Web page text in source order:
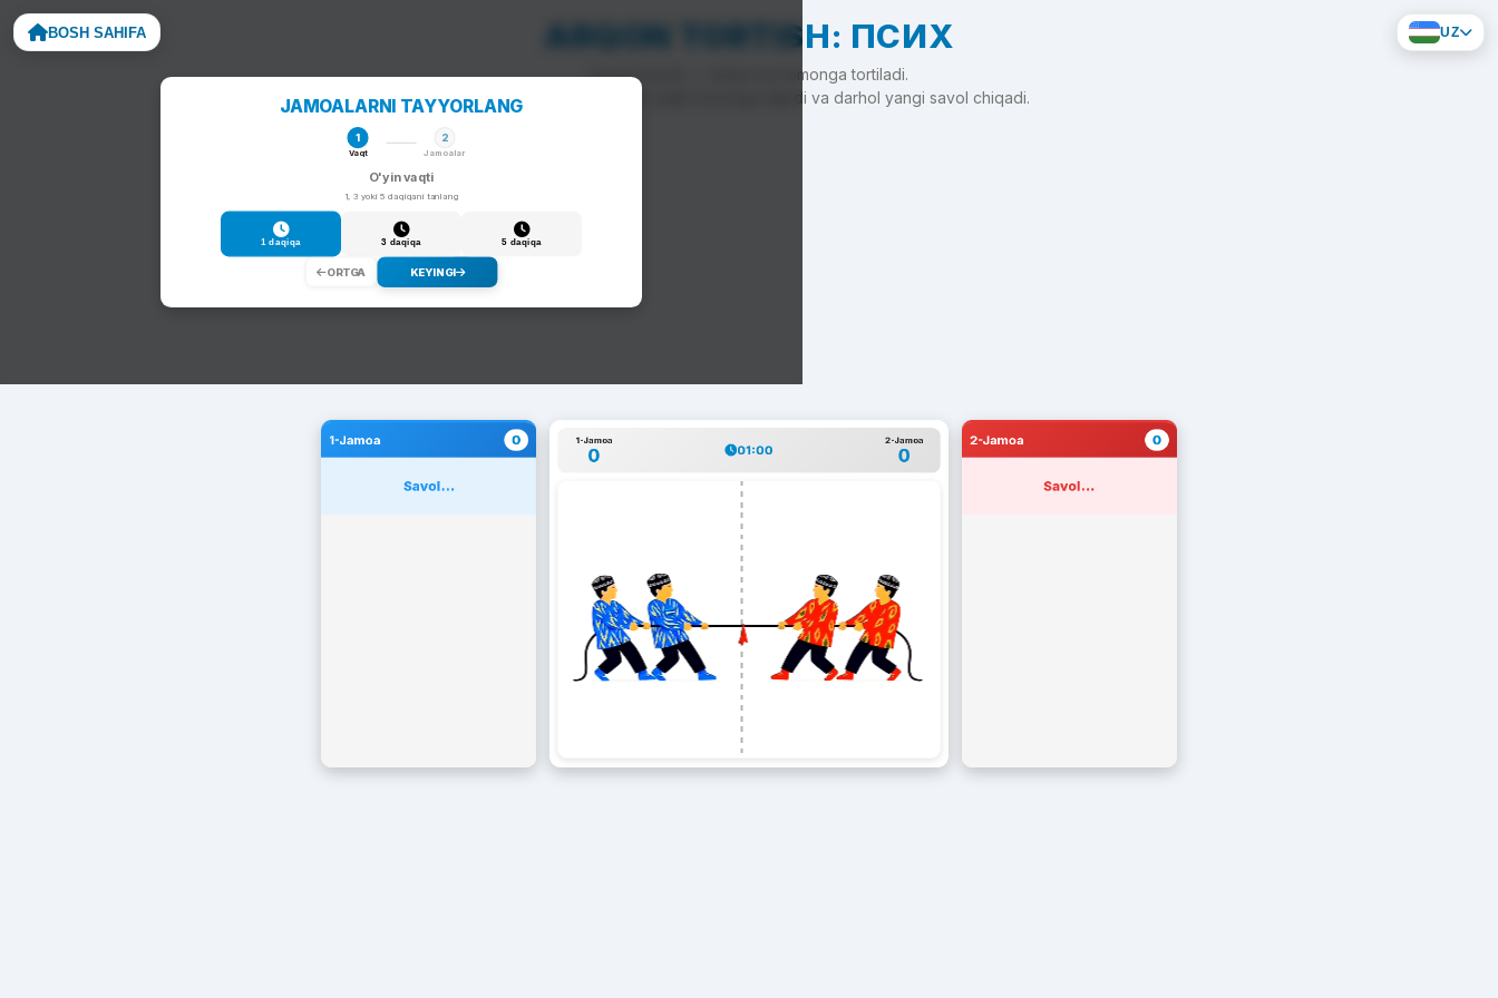
BOSH SAHIFA UZ
ARQON TORTISH: ПСИХ
To'g'ri javob — arqon siz tomonga tortiladi.
Noto'g'ri javob — arqon raqib tomonga siljiydi va darhol yangi savol chiqadi.
JAMOALARNI TAYYORLANG
1
Vaqt
2
Jamoalar
O'yin vaqti
1, 3 yoki 5 daqiqani tanlang
1 daqiqa 3 daqiqa 5 daqiqa
ORTGA KEYINGI
1-Jamoa 0
Savol...
1-Jamoa
0 01:00
2-Jamoa
0
2-Jamoa 0
Savol...